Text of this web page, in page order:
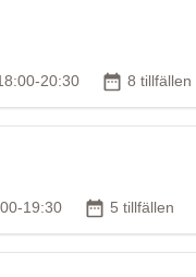
20:30 Antal
8 tillfällen
19:30 Antal tillfällen
5 tillfällen